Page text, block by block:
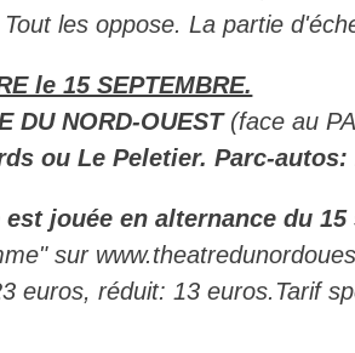
les oppose. La partie
le 15 SEPTEMBRE.
DU NORD-OUEST (face au
ou Le Peletier. Parc-autos:
est jouée en alternance du
sur
euros, réduit: 13 euros.Tarif